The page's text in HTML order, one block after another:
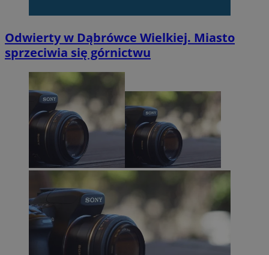
Odwierty w Dąbrówce Wielkiej. Miasto
sprzeciwia się górnictwu